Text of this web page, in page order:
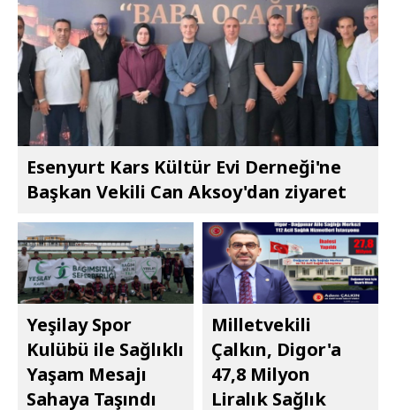
Esenyurt Kars Kültür Evi Derneği'ne
Başkan Vekili Can Aksoy'dan ziyaret
Yeşilay Spor
Kulübü ile Sağlıklı
Yaşam Mesajı
Sahaya Taşındı
Milletvekili
Çalkın, Digor'a
47,8 Milyon
Liralık Sağlık